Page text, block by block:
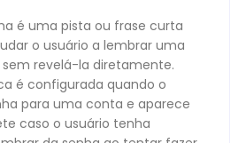
é uma pista ou frase curta
o usuário a lembrar uma
revelá-la diretamente.
é configurada quando o
para uma conta e aparece
caso o usuário tenha